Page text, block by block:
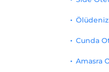
Cunda
Amasra